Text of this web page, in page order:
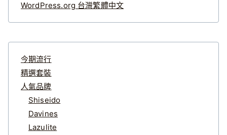
WordPress.org 台灣繁體中文
今期流行
精選套裝
人氣品牌
Shiseido
Davines
Lazulite